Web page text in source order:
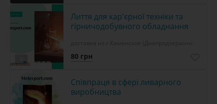
Лиття для кар'єрної техніки та
гірничодобувного обладнання
80 грн
Співпраця в сфері ливарного
виробництва